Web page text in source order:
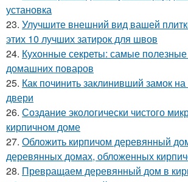
установка
23. Улучшите внешний вид вашей
этих 10 лучших затирок для швов
24. Кухонные секреты: самые
домашних поваров
25. Как починить заклинивший замок
двери
26. Создание экологически чистого
кирпичном доме
27. Обложить кирпичом деревянный
деревянных домах, обложенных
28. Превращаем деревянный дом в